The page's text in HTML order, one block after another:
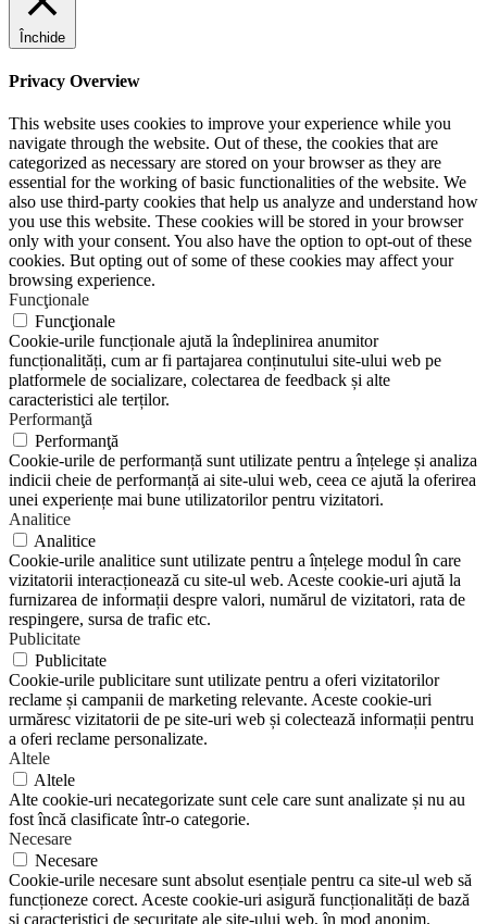
Închide
Privacy Overview
This website uses cookies to improve your experience while you
navigate through the website. Out of these, the cookies that are
categorized as necessary are stored on your browser as they are
essential for the working of basic functionalities of the website. We
also use third-party cookies that help us analyze and understand how
you use this website. These cookies will be stored in your browser
only with your consent. You also have the option to opt-out of these
cookies. But opting out of some of these cookies may affect your
browsing experience.
Funcţionale
Funcţionale
Cookie-urile funcționale ajută la îndeplinirea anumitor
funcționalități, cum ar fi partajarea conținutului site-ului web pe
platformele de socializare, colectarea de feedback și alte
caracteristici ale terților.
Performanţă
Performanţă
Cookie-urile de performanță sunt utilizate pentru a înțelege și analiza
indicii cheie de performanță ai site-ului web, ceea ce ajută la oferirea
unei experiențe mai bune utilizatorilor pentru vizitatori.
Analitice
Analitice
Cookie-urile analitice sunt utilizate pentru a înțelege modul în care
vizitatorii interacționează cu site-ul web. Aceste cookie-uri ajută la
furnizarea de informații despre valori, numărul de vizitatori, rata de
respingere, sursa de trafic etc.
Publicitate
Publicitate
Cookie-urile publicitare sunt utilizate pentru a oferi vizitatorilor
reclame și campanii de marketing relevante. Aceste cookie-uri
urmăresc vizitatorii de pe site-uri web și colectează informații pentru
a oferi reclame personalizate.
Altele
Altele
Alte cookie-uri necategorizate sunt cele care sunt analizate și nu au
fost încă clasificate într-o categorie.
Necesare
Necesare
Cookie-urile necesare sunt absolut esențiale pentru ca site-ul web să
funcționeze corect. Aceste cookie-uri asigură funcționalități de bază
și caracteristici de securitate ale site-ului web, în mod anonim.